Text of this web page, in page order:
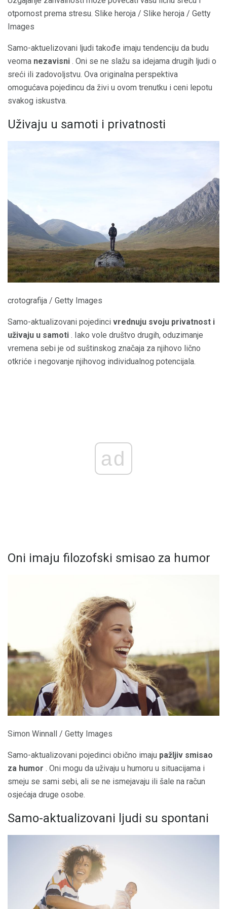
otpornost prema stresu. Slike heroja / Slike heroja / Getty
Images
Samo-aktuelizovani ljudi takođe imaju tendenciju da budu
veoma nezavisni . Oni se ne slažu sa idejama drugih ljudi o
sreći ili zadovoljstvu. Ova originalna perspektiva
omogućava pojedincu da živi u ovom trenutku i ceni lepotu
svakog iskustva.
Uživaju u samoti i privatnosti
crotografija / Getty Images
Samo-aktualizovani pojedinci vrednuju svoju privatnost i
uživaju u samoti . Iako vole društvo drugih, oduzimanje
vremena sebi je od suštinskog značaja za njihovo lično
otkriće i negovanje njihovog individualnog potencijala.
ad
Oni imaju filozofski smisao za humor
Simon Winnall / Getty Images
Samo-aktualizovani pojedinci obično imaju pažljiv smisao
za humor . Oni mogu da uživaju u humoru u situacijama i
smeju se sami sebi, ali se ne ismejavaju ili šale na račun
osjećaja druge osobe.
Samo-aktualizovani ljudi su spontani